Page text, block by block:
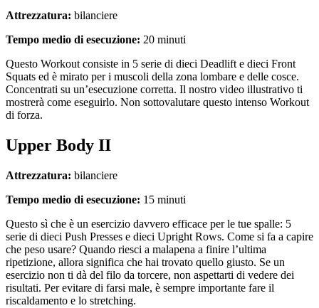
Attrezzatura: bilanciere
Tempo medio di esecuzione: 20 minuti
Questo Workout consiste in 5 serie di dieci Deadlift e dieci Front
Squats ed è mirato per i muscoli della zona lombare e delle cosce.
Concentrati su un’esecuzione corretta. Il nostro video illustrativo ti
mostrerà come eseguirlo. Non sottovalutare questo intenso Workout
di forza.
Upper Body II
Attrezzatura: bilanciere
Tempo medio di esecuzione: 15 minuti
Questo sì che è un esercizio davvero efficace per le tue spalle: 5
serie di dieci Push Presses e dieci Upright Rows. Come si fa a capire
che peso usare? Quando riesci a malapena a finire l’ultima
ripetizione, allora significa che hai trovato quello giusto. Se un
esercizio non ti dà del filo da torcere, non aspettarti di vedere dei
risultati. Per evitare di farsi male, è sempre importante fare il
riscaldamento e lo stretching.